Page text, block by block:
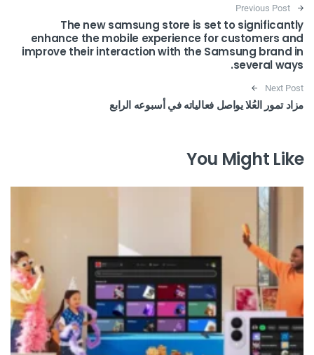
Post navigation
Previous Post
The new samsung store is set to significantly
enhance the mobile experience for customers and
improve their interaction with the Samsung brand in
several ways.
Next Post
مزاد تمور العُلا يواصل فعالياته في أسبوعه الرابع
You Might Like